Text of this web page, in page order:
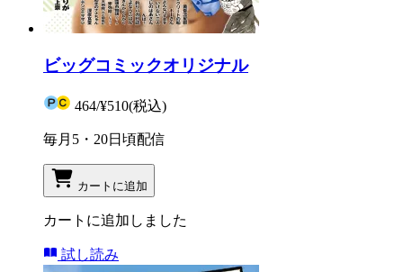
ビッグコミックオリジナル
464/¥510(税込)
毎月5・20日頃配信
カートに追加
カートに追加しました
試し読み